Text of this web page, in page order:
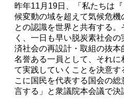
昨年11 月 19日、「私たちは
候変動の域を超えて気候危機
との認識を世界と共有する
く、一日も早い脱炭素社会
済社会の再設計・取組の抜
名誉ある一員として、それ
て実践していくことを決意す
こに国民を代表する国会の
言する」と衆議院本会議で決